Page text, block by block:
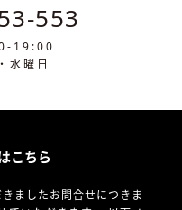
553
19:00
水曜日
こちら
ましたお問合せにつきま